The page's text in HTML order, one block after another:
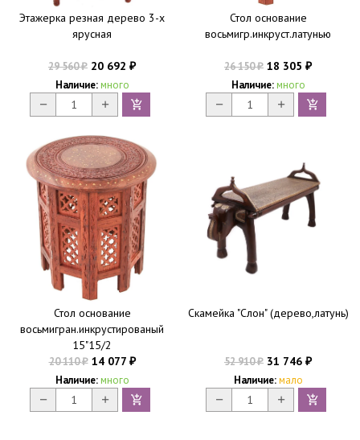
Этажерка резная дерево 3-х
ярусная
29 560₽ 20 692 ₽
Наличие: много
Стол основание
восьмигр.инкруст.латунью
26 150₽ 18 305 ₽
Наличие: много
Стол основание
восьмигран.инкрустированый
15"15/2
20 110₽14 077 ₽
Наличие: много
Скамейка "Слон" (дерево,латунь)
52 910₽ 31 746 ₽
Наличие: мало